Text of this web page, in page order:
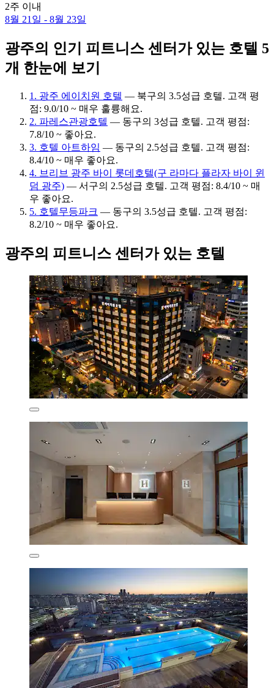
2주 이내
8월 21일 - 8월 23일
광주의 인기 피트니스 센터가 있는 호텔 5
개 한눈에 보기
1. 광주 에이치원 호텔 — 북구의 3.5성급 호텔. 고객 평
점: 9.0/10 ~ 매우 훌륭해요.
2. 파레스관광호텔 — 동구의 3성급 호텔. 고객 평점:
7.8/10 ~ 좋아요.
3. 호텔 아트하임 — 동구의 2.5성급 호텔. 고객 평점:
8.4/10 ~ 매우 좋아요.
4. 브리브 광주 바이 롯데호텔(구 라마다 플라자 바이 윈
덤 광주) — 서구의 2.5성급 호텔. 고객 평점: 8.4/10 ~ 매
우 좋아요.
5. 호텔무등파크 — 동구의 3.5성급 호텔. 고객 평점:
8.2/10 ~ 매우 좋아요.
광주의 피트니스 센터가 있는 호텔